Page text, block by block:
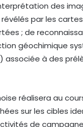
des
par les
; de
géochimique
associée à des
réalisera au
sur les cibles
de